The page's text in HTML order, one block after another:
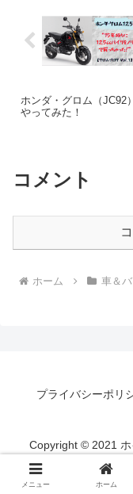
ホンダ・グロム（JC92
やってみた！
コメント
ホーム 車＆
プライバシーポリ
Copyright © 2021
メニュー ホーム